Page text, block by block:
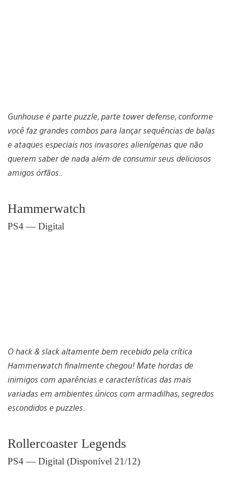
Gunhouse é parte puzzle, parte tower defense, conforme
você faz grandes combos para lançar sequências de balas
e ataques especiais nos invasores alienígenas que não
querem saber de nada além de consumir seus deliciosos
amigos órfãos..
Hammerwatch
PS4 — Digital
O hack & slack altamente bem recebido pela crítica
Hammerwatch finalmente chegou! Mate hordas de
inimigos com aparências e características das mais
variadas em ambientes únicos com armadilhas, segredos
escondidos e puzzles.
Rollercoaster Legends
PS4 — Digital (Disponível 21/12)